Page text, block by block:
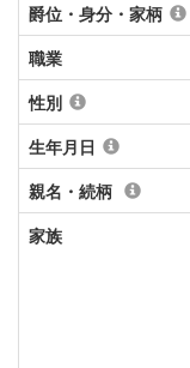
爵位・身分・家柄
職業
性別
生年月日
親名・続柄
家族